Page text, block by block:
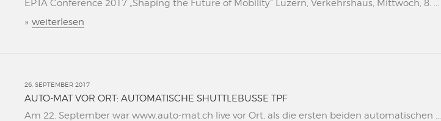
EPTA Conference 2017 „Shaping the Future of Mobility“ Luzern, Verkehrshaus, Mittwoch, 8. ...
» weiterlesen
26. SEPTEMBER 2017
AUTO-MAT VOR ORT: AUTOMATISCHE SHUTTLEBUSSE TPF
Am 22. September war www.auto-mat.ch live vor Ort, als die ersten beiden automatischen ...